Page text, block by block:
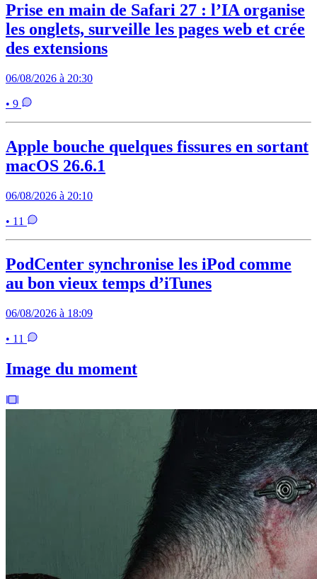
Prise en main de Safari 27 : l’IA organise
les onglets, surveille les pages web et crée
des extensions
06/08/2026 à 20:30
• 9
Apple bouche quelques fissures en sortant
macOS 26.6.1
06/08/2026 à 20:10
• 11
PodCenter synchronise les iPod comme
au bon vieux temps d’iTunes
06/08/2026 à 18:09
• 11
Image du moment